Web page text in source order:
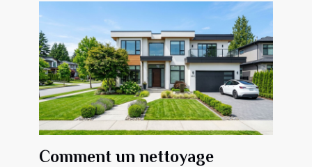
Comment un nettoyage